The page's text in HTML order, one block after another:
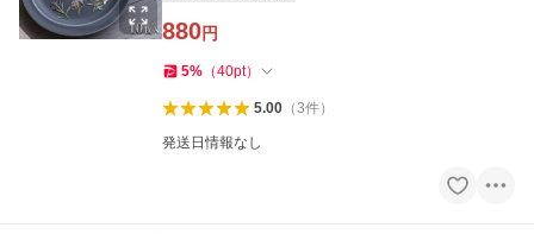
880円
5% （40pt）
5.00（3件）
発送日情報なし